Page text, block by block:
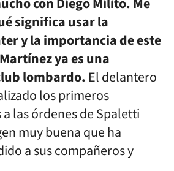
significa usar la
y la importancia de este
ya es una
lombardo. El delantero
los primeros
las órdenes de Spaletti
muy buena que ha
a sus compañeros y